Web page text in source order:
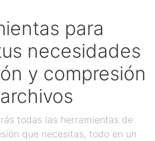
para
necesidades
y compresión
todas las herramientas de
que necesitas, todo en un